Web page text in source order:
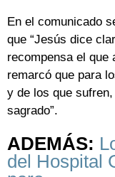
En el comunicado
que “Jesús dice
recompensa el que
remarcó que para
y de los que
sagrado”.
ADEMÁS:
del Hospital